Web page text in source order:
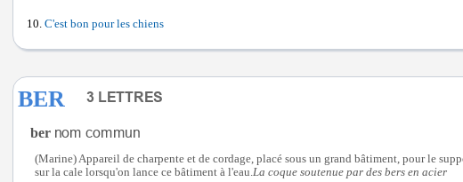
C'est bon pour les chiens
BER
ber
(Marine) Appareil de charpente et de cordage, placé sous un grand bâtiment, pour le
sur la cale lorsqu'on lance ce bâtiment à l'eau. La coque soutenue par des bers en acier